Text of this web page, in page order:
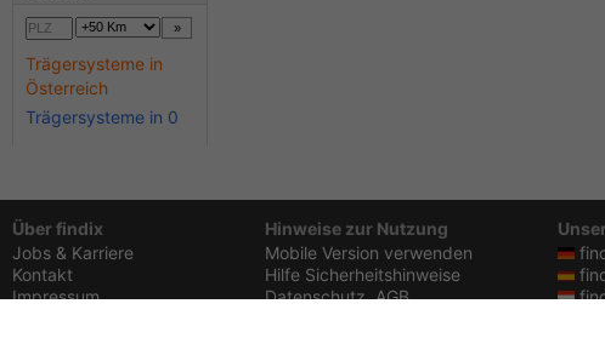
Trägersysteme in
Österreich
Trägersysteme in 0
Über findix
Jobs & Karriere
Kontakt
Impressum
Hinweise zur Nutzung
Mobile Version verwenden
Hilfe Sicherheitshinweise
Datenschutz,AGB